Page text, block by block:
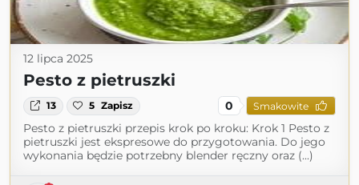
12 lipca 2025
Pesto z pietruszki
13 5 Zapisz 0 Smakowite
Pesto z pietruszki przepis krok po kroku: Krok 1 Pesto z
pietruszki jest ekspresowe do przygotowania. Do jego
wykonania będzie potrzebny blender ręczny oraz (...)